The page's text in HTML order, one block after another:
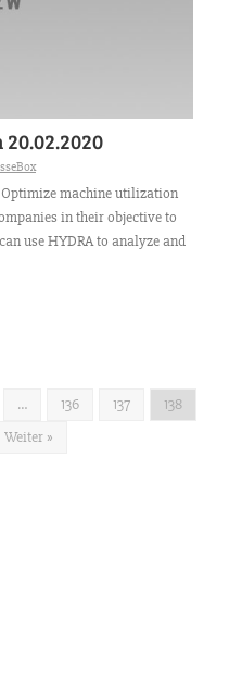
Optimize machine utilization
in their objective to
use HYDRA to analyze and
… 136 137
138
Weiter »